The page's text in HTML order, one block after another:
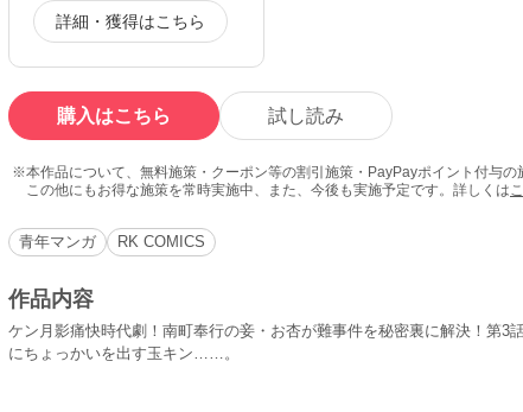
詳細・獲得はこちら
購入はこちら 試し読み
本作品について、無料施策・クーポン等の割引施策・PayPayポイント付与
この他にもお得な施策を常時実施中、また、今後も実施予定です。詳しくは
青年マンガ RK COMICS
作品内容
ケン月影痛快時代劇！南町奉行の妾・お杏が難事件を秘密裏に解決！第3
にちょっかいを出す玉キン……。